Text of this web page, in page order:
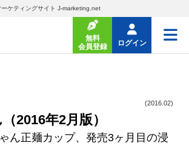
ケティングサイト J-marketing.net
無料
会員登録
ログイン
(2016.02)
2016年2月版）
ん正麺カップ、発売3ヶ月目の浸